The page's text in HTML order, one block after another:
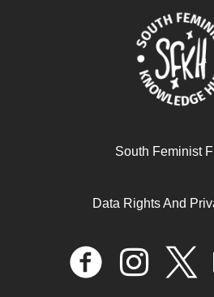
South Feminist
Data Rights And